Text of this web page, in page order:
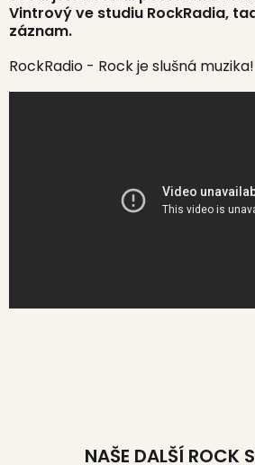
Vintrový ve studiu RockRadia,
záznam.
RockRadio - Rock je slušná muzika!
NAŠE DALŠÍ ROCK